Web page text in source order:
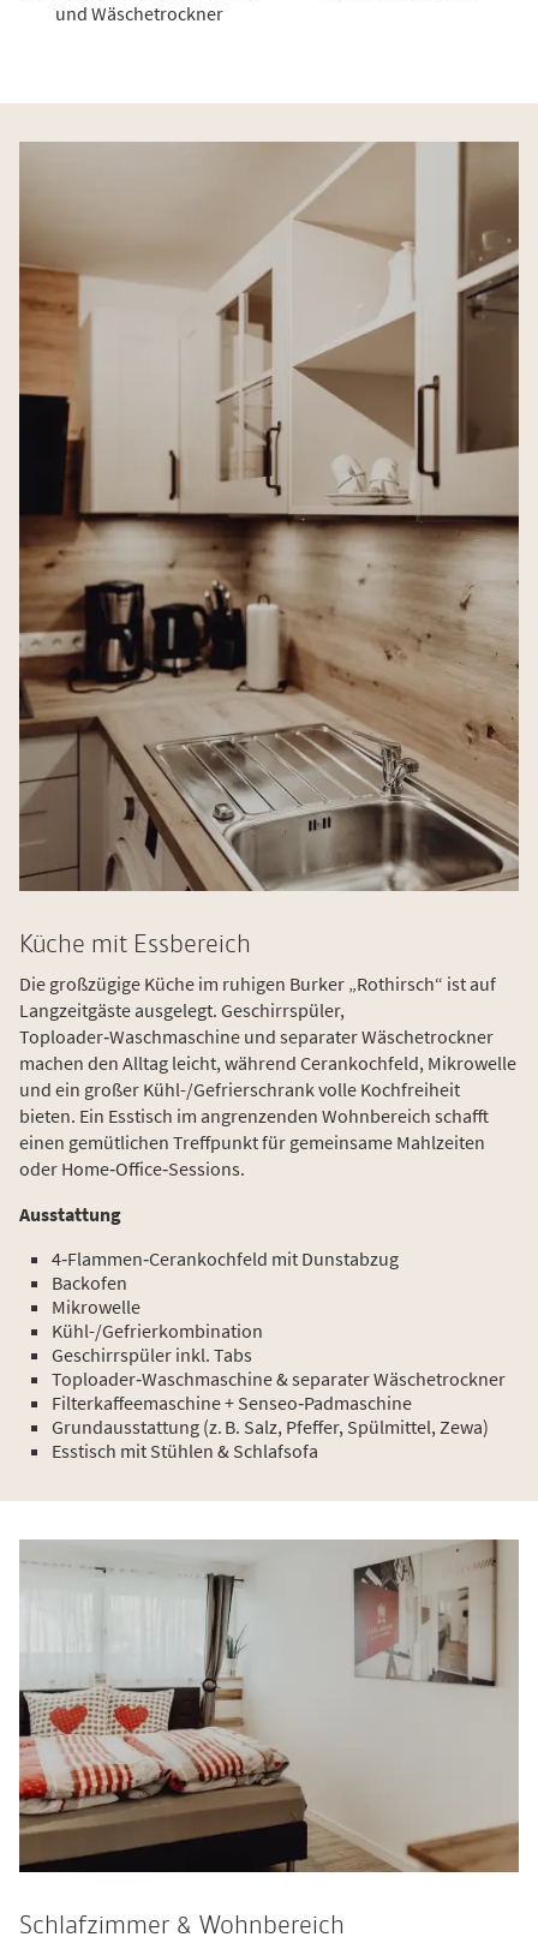
und Wäschetrockner
Küche mit Essbereich
Die großzügige Küche im ruhigen Burker „Rothirsch“ ist auf
Langzeitgäste ausgelegt. Geschirrspüler,
Toploader‑Waschmaschine und separater Wäschetrockner
machen den Alltag leicht, während Ceran­kochfeld, Mikrowelle
und ein großer Kühl-/Gefrierschrank volle Kochfreiheit
bieten. Ein Esstisch im angrenzenden Wohnbereich schafft
einen gemütlichen Treffpunkt für gemeinsame Mahlzeiten
oder Home‑Office‑Sessions.
Ausstattung
4‑Flammen‑Ceran­kochfeld mit Dunstabzug
Backofen
Mikrowelle
Kühl-/Gefrierkombination
Geschirrspüler inkl. Tabs
Toploader‑Waschmaschine & separater Wäschetrockner
Filterkaffeemaschine + Senseo‑Pad­maschine
Grundausstattung (z. B. Salz, Pfeffer, Spülmittel, Zewa)
Esstisch mit Stühlen & Schlafsofa
Schlafzimmer & Wohnbereich